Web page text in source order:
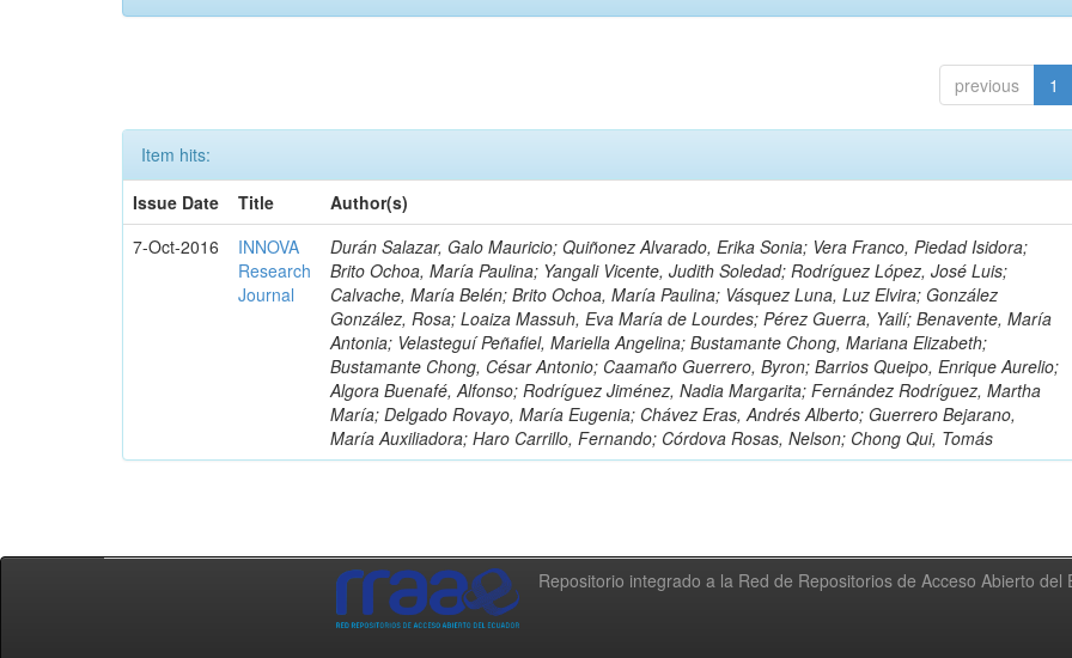
previous 1
Item hits:
Issue Date
Title
Author(s)
7-Oct-2016
INNOVA
Research
Journal
Durán Salazar, Galo Mauricio; Quiñonez Alvarado, Erika Sonia; Vera Franco, Piedad Isidora;
Brito Ochoa, María Paulina; Yangali Vicente, Judith Soledad; Rodríguez López, José Luis;
Calvache, María Belén; Brito Ochoa, María Paulina; Vásquez Luna, Luz Elvira; González
González, Rosa; Loaiza Massuh, Eva María de Lourdes; Pérez Guerra, Yailí; Benavente, María
Antonia; Velasteguí Peñafiel, Mariella Angelina; Bustamante Chong, Mariana Elizabeth;
Bustamante Chong, César Antonio; Caamaño Guerrero, Byron; Barrios Queipo, Enrique Aurelio;
Algora Buenafé, Alfonso; Rodríguez Jiménez, Nadia Margarita; Fernández Rodríguez, Martha
María; Delgado Rovayo, María Eugenia; Chávez Eras, Andrés Alberto; Guerrero Bejarano,
María Auxiliadora; Haro Carrillo, Fernando; Córdova Rosas, Nelson; Chong Qui, Tomás
Repositorio integrado a la Red de Repositorios de Acceso Abierto del